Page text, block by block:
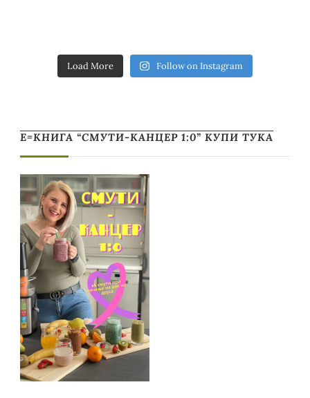
Load More Follow on Instagram
Е=КНИГА “СМУТИ-КАНЦЕР 1:0” КУПИ ТУКА